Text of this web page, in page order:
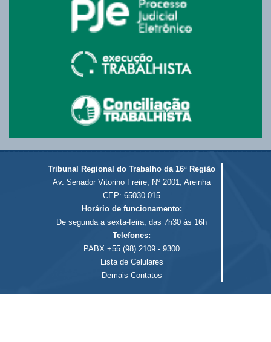
Tribunal Regional do Trabalho da 16ª Região
Av. Senador Vitorino Freire, Nº 2001, Areinha
CEP: 65030-015
Horário de funcionamento:
De segunda a sexta-feira, das 7h30 às 16h
Telefones:
PABX +55 (98) 2109 - 9300
Lista de Celulares
Demais Contatos